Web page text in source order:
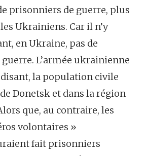
prisonniers de guerre, plus
Ukrainiens. Car il n’y
en Ukraine, pas de
L’armée ukrainienne
la population civile
Donetsk et dans la région
que, au contraire, les
volontaires »
fait prisonniers